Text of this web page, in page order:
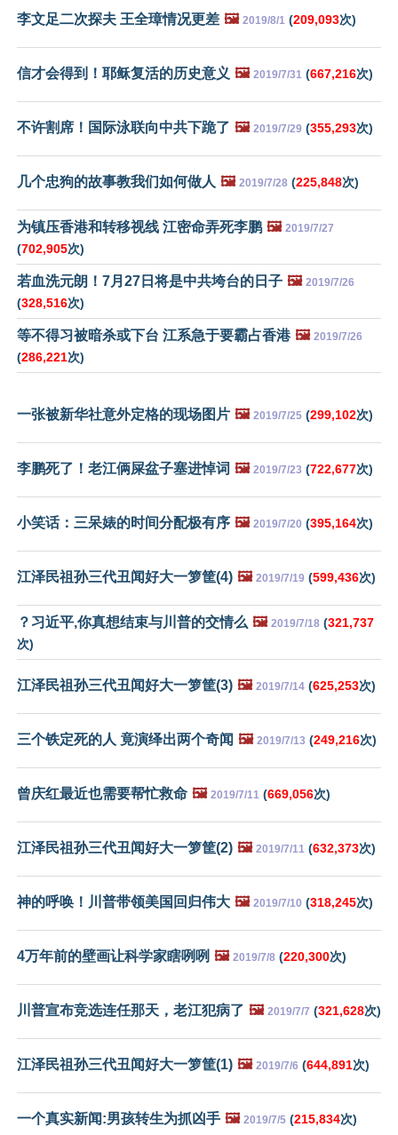
李文足二次探夫 王全璋情况更差 🖼️ 2019/8/1 (209,093次)
信才会得到！耶稣复活的历史意义 🖼️ 2019/7/31 (667,216次)
不许割席！国际泳联向中共下跪了 🖼️ 2019/7/29 (355,293次)
几个忠狗的故事教我们如何做人 🖼️ 2019/7/28 (225,848次)
为镇压香港和转移视线 江密命弄死李鹏 🖼️ 2019/7/27
(702,905次)
若血洗元朗！7月27日将是中共垮台的日子 🖼️ 2019/7/26
(328,516次)
等不得习被暗杀或下台 江系急于要霸占香港 🖼️ 2019/7/26
(286,221次)
一张被新华社意外定格的现场图片 🖼️ 2019/7/25 (299,102次)
李鹏死了！老江俩屎盆子塞进悼词 🖼️ 2019/7/23 (722,677次)
小笑话：三呆婊的时间分配极有序 🖼️ 2019/7/20 (395,164次)
江泽民祖孙三代丑闻好大一箩筐(4) 🖼️ 2019/7/19 (599,436次)
？习近平,你真想结束与川普的交情么 🖼️ 2019/7/18 (321,737
次)
江泽民祖孙三代丑闻好大一箩筐(3) 🖼️ 2019/7/14 (625,253次)
三个铁定死的人 竟演绎出两个奇闻 🖼️ 2019/7/13 (249,216次)
曾庆红最近也需要帮忙救命 🖼️ 2019/7/11 (669,056次)
江泽民祖孙三代丑闻好大一箩筐(2) 🖼️ 2019/7/11 (632,373次)
神的呼唤！川普带领美国回归伟大 🖼️ 2019/7/10 (318,245次)
4万年前的壁画让科学家瞎咧咧 🖼️ 2019/7/8 (220,300次)
川普宣布竞选连任那天，老江犯病了 🖼️ 2019/7/7 (321,628次)
江泽民祖孙三代丑闻好大一箩筐(1) 🖼️ 2019/7/6 (644,891次)
一个真实新闻:男孩转生为抓凶手 🖼️ 2019/7/5 (215,834次)